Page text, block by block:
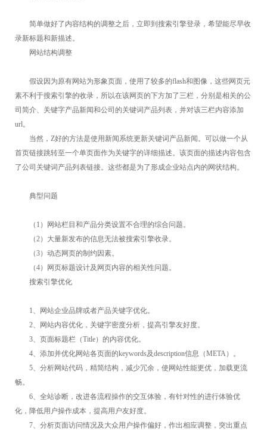
简单做好了内容结构的调整之后，立即到搜索引擎登录，希望能尽早收
录新标题和新描述。
网站结构调整
假设因为原有网站为形象页面，使用了较多的flash和图像，这些网页元
素不利于搜索引擎的收录，所以在该网页的下方加了三栏，分别是相关的公
司简介、关键字产品新闻和公司的关键词产品列表，并对该三栏内容添加
url。
当然，Z好的方法是使用新闻系统更新关键词产品新闻。可以做一个从
首页链接跳转至一个单页面作为关键字的详细描述。该页面的描述内容包含
了公司关键词产品列表链接。这些都是为了形成企业站点内的网状结构。
典型问题
（1）网站栏目和产品分类设置不合理的综合问题。
（2）大量新发布的信息无法被搜索引擎收录。
（3）动态网页的制约因素。
（4）网页标题设计及网页内容的相关性问题。
搜索引擎优化
1、网站企业品牌或者产品关键字优化。
2、网站内容优化，关键字密度分析，提高引擎友好度。
3、页面标题栏（Title）的内容优化。
4、添加并优化网站各页面的keywords及description信息（META）。
5、分析网站代码，精简结构，减少冗余，使网站性能更优，加载更流
畅。
6、全站诊断，改进各流程操作的交互体验，有针对性的进行体验优
化，降低用户操作成本，提高用户友好度。
7、分析页面访问情况及大众用户操作偏好，作出相应调整，突出重点